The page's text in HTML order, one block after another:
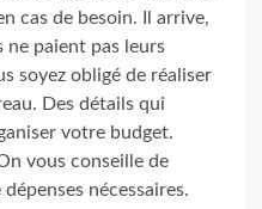
cas de besoin. Il arrive,
ne paient pas leurs
soyez obligé de réaliser
Des détails qui
votre budget.
vous conseille de
nécessaires.